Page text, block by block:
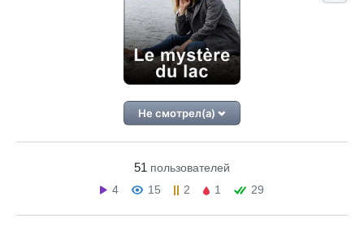
Не смотрел(а)
51 пользователей
4
15 2 1 29